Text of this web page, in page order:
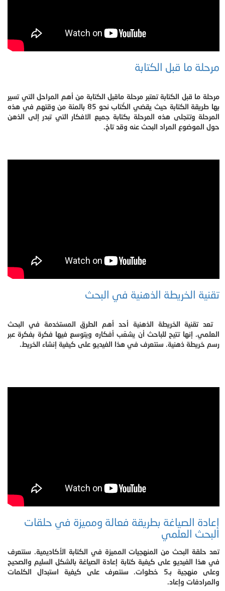
مرحلة ما قبل الكتابة
مرحلة ما قبل الكتابة تعتبر مرحلة ماقبل الكتابة من أهم المراحل التي تسير
بها طريقة الكتابة حيث يقضي الكُتاب نحو 85 بالمئة من وقتهم في هذه
المرحلة وتتجلى هذه المرحلة بكتابة جميع الافكار التي تبدر إلى الذهن
حول الموضوع المراد البحث عنه وقد تاخ.
تقنية الخريطة الذهنية في البحث
تعد تقنية الخريطة الذهنية أحد أهم الطرق المستخدمة في البحث
العلمي. إنها تتيح للباحث أن يشعّب أفكاره ويتوسع فيها فكرة بفكرة عبر
رسم خريطة ذهنية. سنتعرف في هذا الفيديو على كيفية إنشاء الخريط.
إعادة الصياغة بطريقة فعالة ومميزة في حلقات
البحث العلمي
تعد حلقة البحث من المنهجيات المميزة في الكتابة الأكاديمية. سنتعرف
في هذا الفيديو على كيفية كتابة إعادة الصياغة بالشكل السليم والصحيح
وعلى منهجية بـ5 خطوات. سنتعرف على كيفية استبدال الكلمات
والمرادفات وإعاد.